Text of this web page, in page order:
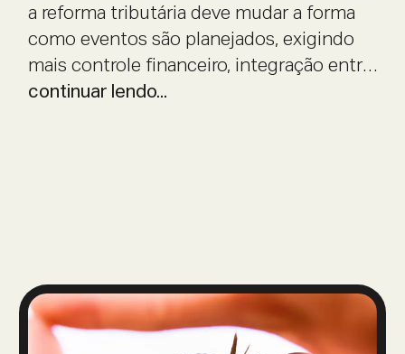
eventos são planejados
a reforma tributária deve mudar a forma
como eventos são planejados, exigindo
mais controle financeiro, integração entre
áreas e previsibilidade operacional.
continuar lendo...